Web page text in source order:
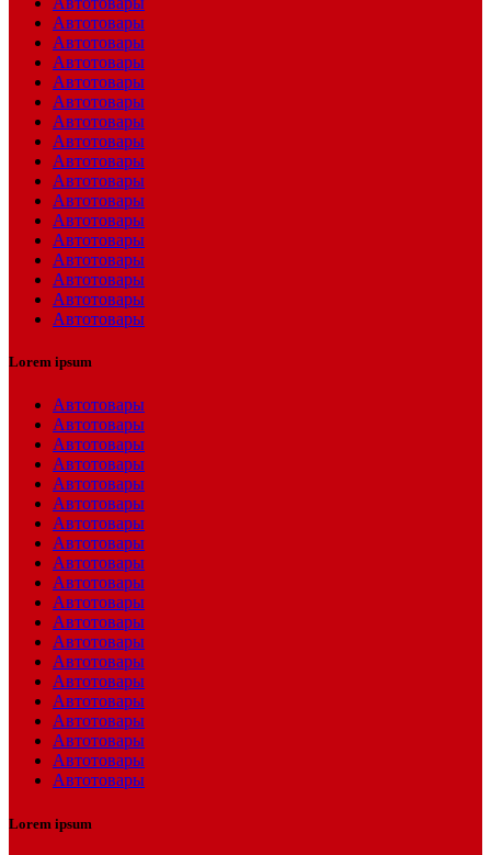
Автотовары
Автотовары
Автотовары
Автотовары
Автотовары
Автотовары
Автотовары
Автотовары
Автотовары
Автотовары
Автотовары
Автотовары
Автотовары
Автотовары
Автотовары
Автотовары
Lorem ipsum
Автотовары
Автотовары
Автотовары
Автотовары
Автотовары
Автотовары
Автотовары
Автотовары
Автотовары
Автотовары
Автотовары
Автотовары
Автотовары
Автотовары
Автотовары
Автотовары
Автотовары
Автотовары
Автотовары
Автотовары
Lorem ipsum